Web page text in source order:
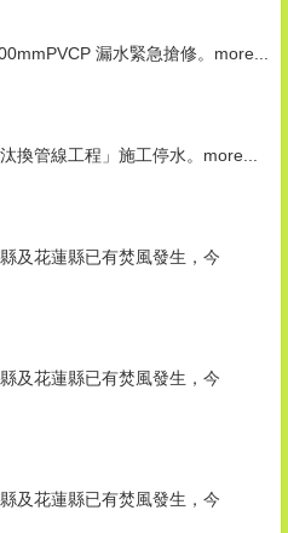
漏水緊急搶修。 more...
換管線工程」施工停水。 more...
及花蓮縣已有焚風發生，今
及花蓮縣已有焚風發生，今
及花蓮縣已有焚風發生，今